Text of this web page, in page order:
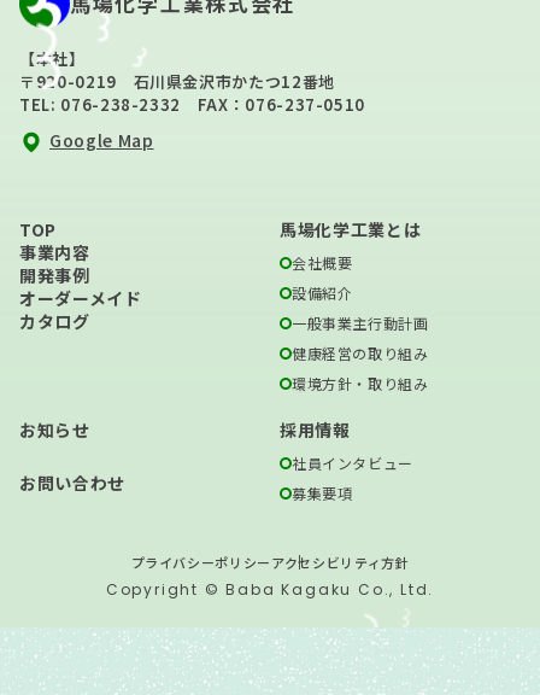
【本社】
〒920-0219 石川県金沢市かたつ12番地
TEL: 076-238-2332 FAX：076-237-0510
Google Map
TOP
事業内容
開発事例
オーダーメイド
カタログ
馬場化学工業とは
会社概要
設備紹介
一般事業主行動計画
健康経営の取り組み
環境方針・取り組み
採用情報
社員インタビュー
募集要項
お知らせ
お問い合わせ
プライバシーポリシーアクセシビリティ方針
Copyright © Baba Kagaku Co., Ltd.